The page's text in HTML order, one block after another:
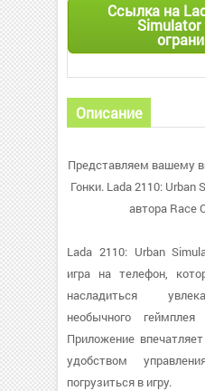
Ссылка на
Simulator
Описание
Представляем вашему
Гонки. Lada 2110: Urban
автора Race
Lada 2110: Urban
игра на телефон,
насладиться
необычного
Приложение
удобством
погрузиться в игру.